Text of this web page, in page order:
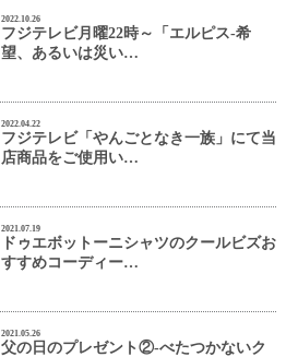
2022.10.26
フジテレビ月曜22時～「エルピス-希
望、あるいは災い…
2022.04.22
フジテレビ「やんごとなき一族」にて当
店商品をご使用い…
2021.07.19
ドゥエボットーニシャツのクールビズお
すすめコーディー…
2021.05.26
父の日のプレゼント②-べたつかないク